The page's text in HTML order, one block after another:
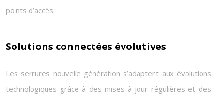
points d’accès.
Solutions connectées évolutives
Les serrures nouvelle génération s’adaptent aux évolutions
technologiques grâce à des mises à jour régulières et des